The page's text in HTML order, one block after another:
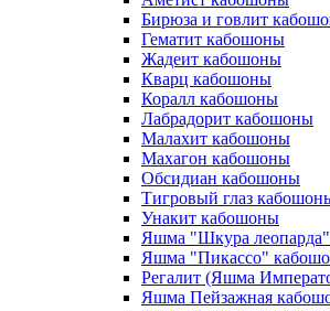
Бирюза и говлит
Гематит кабошоны
Жадеит кабошоны
Кварц кабошоны
Коралл кабошоны
Лабрадорит кабошоны
Малахит кабошоны
Махагон кабошоны
Обсидиан кабошоны
Тигровый глаз
Унакит кабошоны
Яшма "Шкура
Яшма "Пикассо"
Регалит (Яшма
Яшма Пейзажная